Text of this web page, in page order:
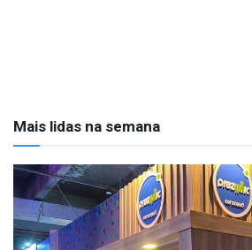
Mais lidas na semana